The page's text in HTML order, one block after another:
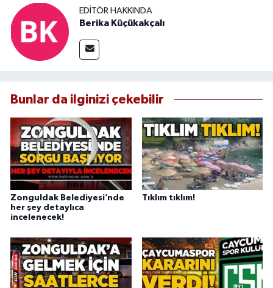
EDITÖR HAKKINDA
Berika Küçükakçalı
Bunlar da ilginizi çekebilir
Zonguldak Belediyesi’nde
her şey detaylıca
incelenecek!
Tıklım tıklım!